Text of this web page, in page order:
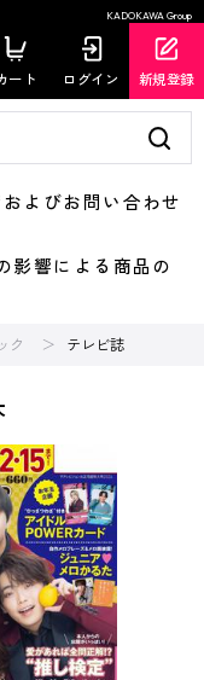
KADOKAWA Group
ート ログイン 新規登録
よびお問い合わせ
響による商品の
ク テレビ誌